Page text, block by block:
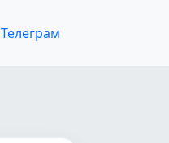
Телеграм